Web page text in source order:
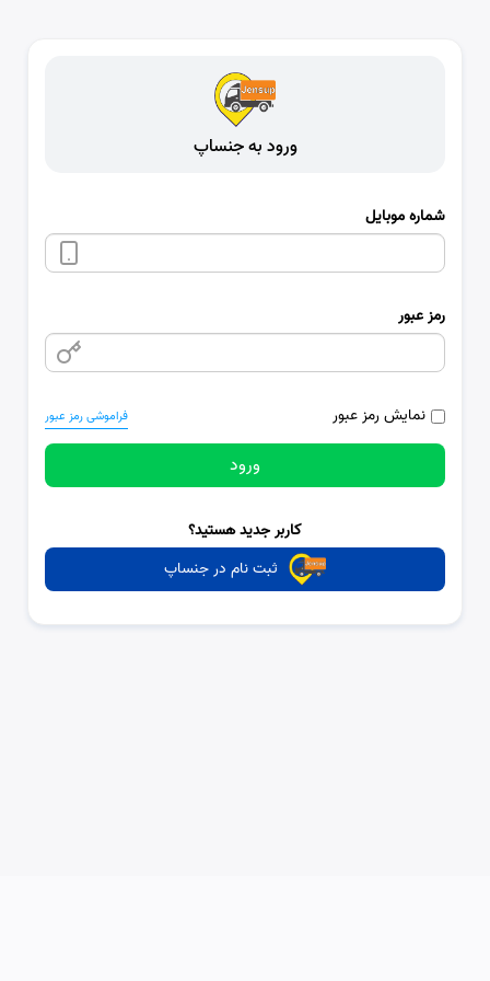
ورود به جنساپ
شماره موبایل
رمز عبور
نمایش رمز عبور فراموشی رمز عبور
کاربر جدید هستید؟
ثبت نام در جنساپ